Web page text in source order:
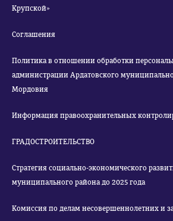
Крупской»
Соглашения
Политика в отношении обработки
администрации Ардатовского
Мордовия
Информация правоохранительных
ГРАДОСТРОИТЕЛЬСТВО
Стратегия социально-экономического
муниципального района до 2025 года
Комиссия по делам несовершеннолетних и